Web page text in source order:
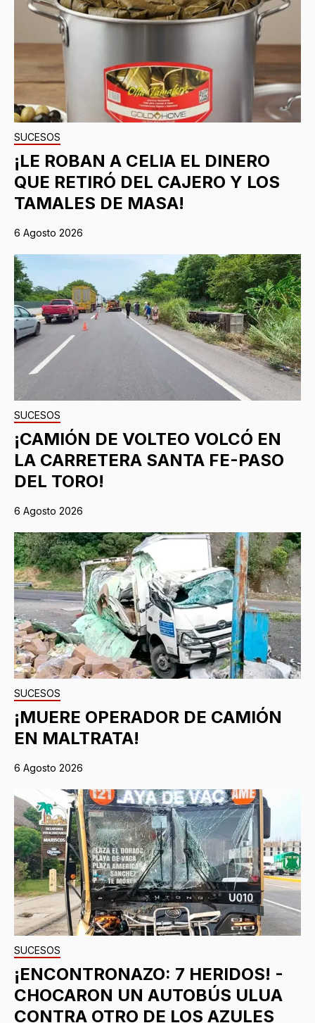
SUCESOS
¡LE ROBAN A CELIA EL DINERO
QUE RETIRÓ DEL CAJERO Y LOS
TAMALES DE MASA!
6 Agosto 2026
SUCESOS
¡CAMIÓN DE VOLTEO VOLCÓ EN
LA CARRETERA SANTA FE-PASO
DEL TORO!
6 Agosto 2026
SUCESOS
¡MUERE OPERADOR DE CAMIÓN
EN MALTRATA!
6 Agosto 2026
SUCESOS
¡ENCONTRONAZO: 7 HERIDOS! -
CHOCARON UN AUTOBÚS ULUA
CONTRA OTRO DE LOS AZULES